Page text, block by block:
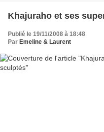
Khajuraho et ses
Publié le 19/11/2008 à 18:48
Par Emeline & Laurent